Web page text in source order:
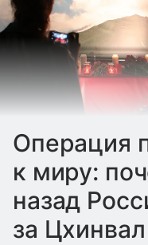
Операция
к миру:
назад
за Цхинвал